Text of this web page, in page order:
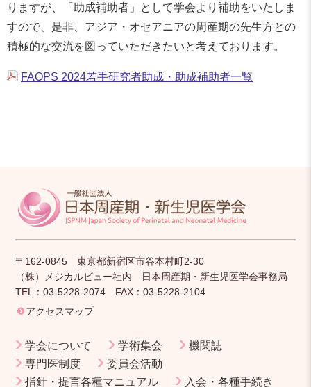
りますが、「助成補助者」として学会より補助をいたしま
すので、是非、アジア・オセアニアの周産期の先生方との
積極的な交流を図っていただきたいと考えております。
FAOPS 2024若手研究者助成・助成補助者一覧
〒162-0845 東京都新宿区市谷本村町2-30
（株）メジカルビュー社内 日本周産期・新生児医学会事務局
TEL：03-5228-2074 FAX：03-5228-2104
アクセスマップ
学会について 学術集会
機関誌
専門医制度
委員会活動
指針・提言各種マニュアル
入会・各種手続き